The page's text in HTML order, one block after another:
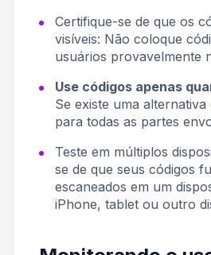
Certifique-se de que os
visíveis: Não coloque
usuários provavelmente
Use códigos apenas
Se existe uma alternativa
para todas as partes
Teste em múltiplos
se de que seus códigos
escaneados em um
iPhone, tablet ou outro